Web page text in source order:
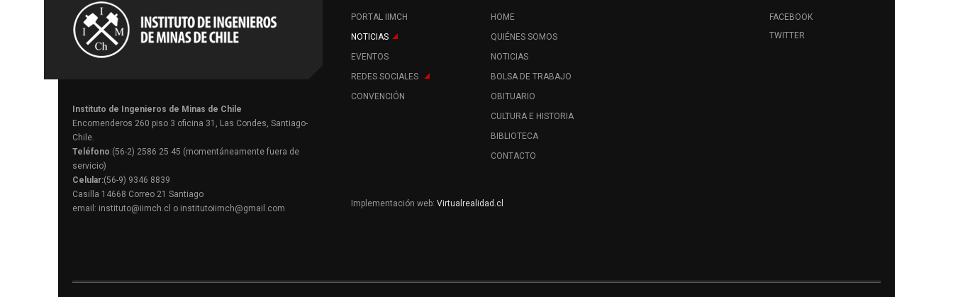
Instituto de Ingenieros de Minas de Chile
Encomenderos 260 piso 3 oficina 31, Las Condes, Santiago-
Chile.
Teléfono:(56-2) 2586 25 45 (momentáneamente fuera de
servicio)
Celular:(56-9) 9346 8839
Casilla 14668 Correo 21 Santiago
email: instituto@iimch.cl o institutoiimch@gmail.com
PORTAL IIMCH
NOTICIAS
EVENTOS
REDES SOCIALES
CONVENCIÓN
HOME
QUIÉNES SOMOS
NOTICIAS
BOLSA DE TRABAJO
OBITUARIO
CULTURA E HISTORIA
BIBLIOTECA
CONTACTO
FACEBOOK
TWITTER
Implementación web:Virtualrealidad.cl